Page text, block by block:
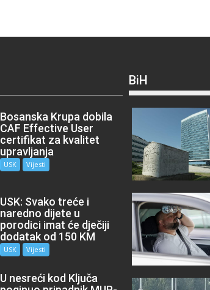
Bosanska Krupa dobila
CAF Effective User
certifikat za kvalitet
upravljanja
USK Vijesti
USK: Svako treće i
naredno dijete u
porodici imat će dječiji
dodatak od 150 KM
USK Vijesti
U nesreći kod Ključa
BiH